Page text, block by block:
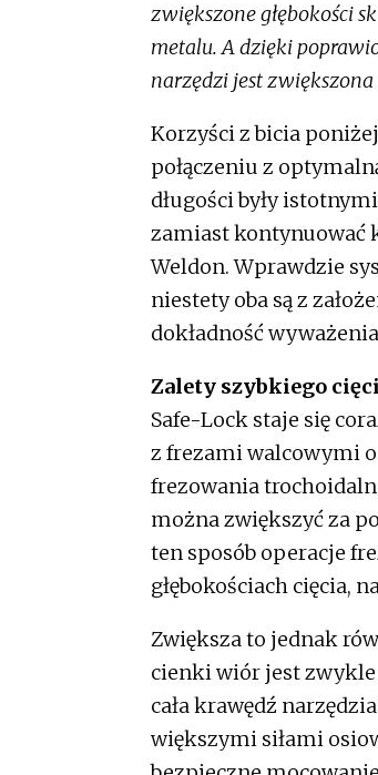
zwiększone głębokości
metalu. A dzięki
narzędzi jest
Korzyści z bicia
połączeniu z
długości były
zamiast kontynuować
Weldon. Wprawdzie
niestety oba są z
dokładność
Zalety szybkiego
Safe-Lock staje się
z frezami walcowymi
frezowania
można zwiększyć za
ten sposób operacje
głębokościach cięcia,
Zwiększa to jednak
cienki wiór jest zwykle
cała krawędź
większymi siłami